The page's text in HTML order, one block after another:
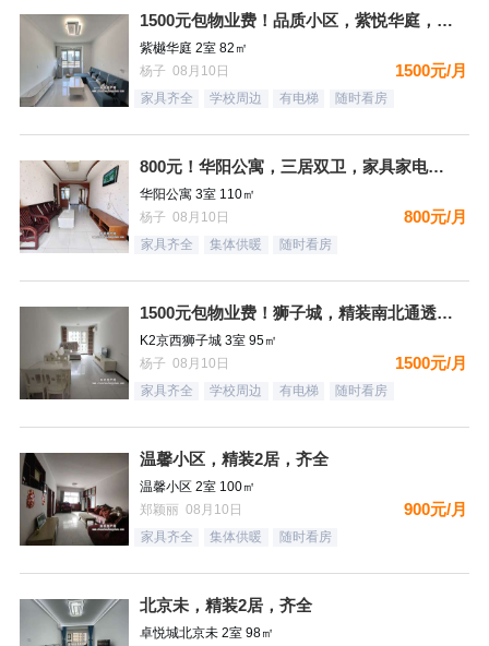
1500元包物业费！品质小区，紫悦华庭，南北通透精装二居，都
紫樾华庭 2室 82㎡
杨子 08月10日
1500元/月
家具齐全 学校周边 有电梯 随时看房
800元！华阳公寓，三居双卫，家具家电齐全，拎包入住，看房方
华阳公寓 3室 110㎡
杨子 08月10日
800元/月
家具齐全 集体供暖 随时看房
1500元包物业费！狮子城，精装南北通透大三居，家具家电齐全
K2京西狮子城 3室 95㎡
杨子 08月10日
1500元/月
家具齐全 学校周边 有电梯 随时看房
温馨小区，精装2居，齐全
温馨小区 2室 100㎡
郑颖丽 08月10日
900元/月
家具齐全 集体供暖 随时看房
北京未，精装2居，齐全
卓悦城北京未 2室 98㎡